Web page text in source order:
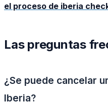
el proceso de iberia
Las preguntas
¿Se puede cancelar
Iberia?